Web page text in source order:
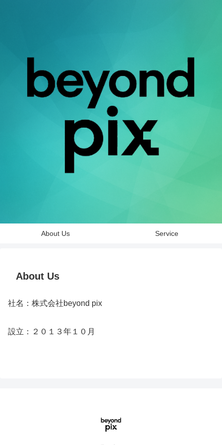
About Us Service
About Us
社名：株式会社beyond pix
設立：２０１３年１０月